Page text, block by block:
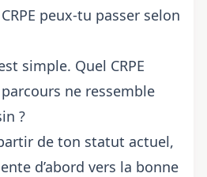
peux-tu passer selon
simple. Quel CRPE
ne ressemble
?
de ton statut actuel,
d’abord vers la bonne